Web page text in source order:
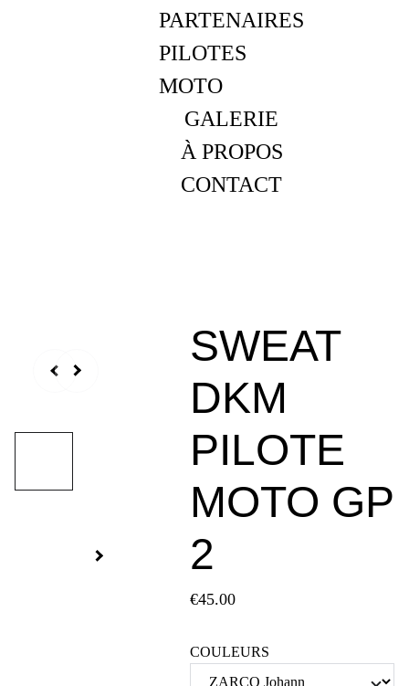
PARTENAIRES
PILOTES
MOTO
GALERIE
À PROPOS
CONTACT
SWEAT
DKM
PILOTE
MOTO GP
2
€45.00
COULEURS